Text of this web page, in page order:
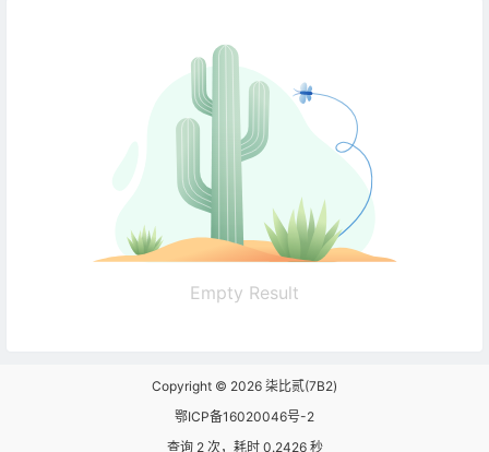
Empty Result
Copyright © 2026 柒比贰(7B2)
鄂ICP备16020046号-2
查询 2 次，耗时 0.2426 秒